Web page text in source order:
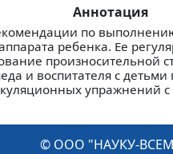
Аннотация
по
ребенка. Ее
произносительной
и воспитателя с
упражнений
© ООО "НАУКУ-